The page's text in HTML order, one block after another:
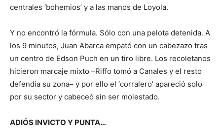
centrales ‘bohemios’ y a las manos de Loyola.
Y no encontró la fórmula. Sólo con una pelota detenida. A
los 9 minutos, Juan Abarca empató con un cabezazo tras
un centro de Edson Puch en un tiro libre. Los recoletanos
hicieron marcaje mixto –Riffo tomó a Canales y el resto
defendía su zona– y por ello el ‘corralero’ apareció solo
por su sector y cabeceó sin ser molestado.
ADIÓS INVICTO Y PUNTA…